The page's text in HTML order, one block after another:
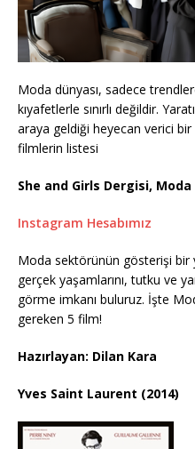
Moda dünyası, sadece
kıyafetlerle sınırlı değildir.
araya geldiği heyecan verici
filmlerin listesi
She and Girls Dergisi,
Instagram Hesabımız
Moda sektörünün gösterişi bir
gerçek yaşamlarını, tutku ve
görme imkanı buluruz. İşte
gereken 5 film!
Hazırlayan: Dilan Kara
Yves Saint Laurent (2014)